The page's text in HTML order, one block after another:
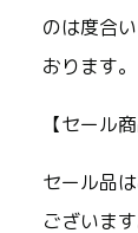
のは度合
おります。
【セール
セール品
ございま